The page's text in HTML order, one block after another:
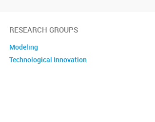
RESEARCH GROUPS
Modeling
Technological Innovation